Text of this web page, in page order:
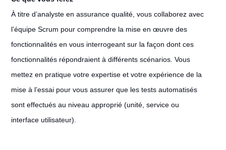
À titre d’analyste en assurance qualité, vous collaborez avec
l’équipe Scrum pour comprendre la mise en œuvre des
fonctionnalités en vous interrogeant sur la façon dont ces
fonctionnalités répondraient à différents scénarios. Vous
mettez en pratique votre expertise et votre expérience de la
mise à l’essai pour vous assurer que les tests automatisés
sont effectués au niveau approprié (unité, service ou
interface utilisateur).